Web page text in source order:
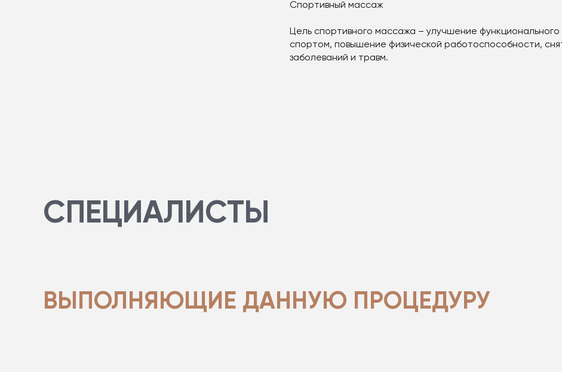
Спортивный массаж
Цель спортивного массажа – улучшение
спортом, повышение физической работоспособности,
заболеваний и травм.
СПЕЦИАЛИСТЫ
ВЫПОЛНЯЮЩИЕ ДАННУЮ ПРОЦЕДУРУ